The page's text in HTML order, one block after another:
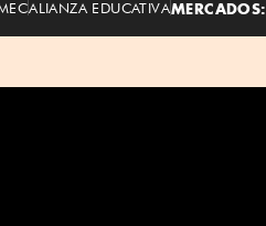
ALIANZA EDUCATIVAMERCADOS: